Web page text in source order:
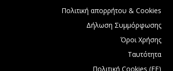
Πολιτική απορρήτου & Cookies
Δήλωση Συμμόρφωσης
Όροι Χρήσης
Ταυτότητα
Πολιτική Cookies (ΕΕ)